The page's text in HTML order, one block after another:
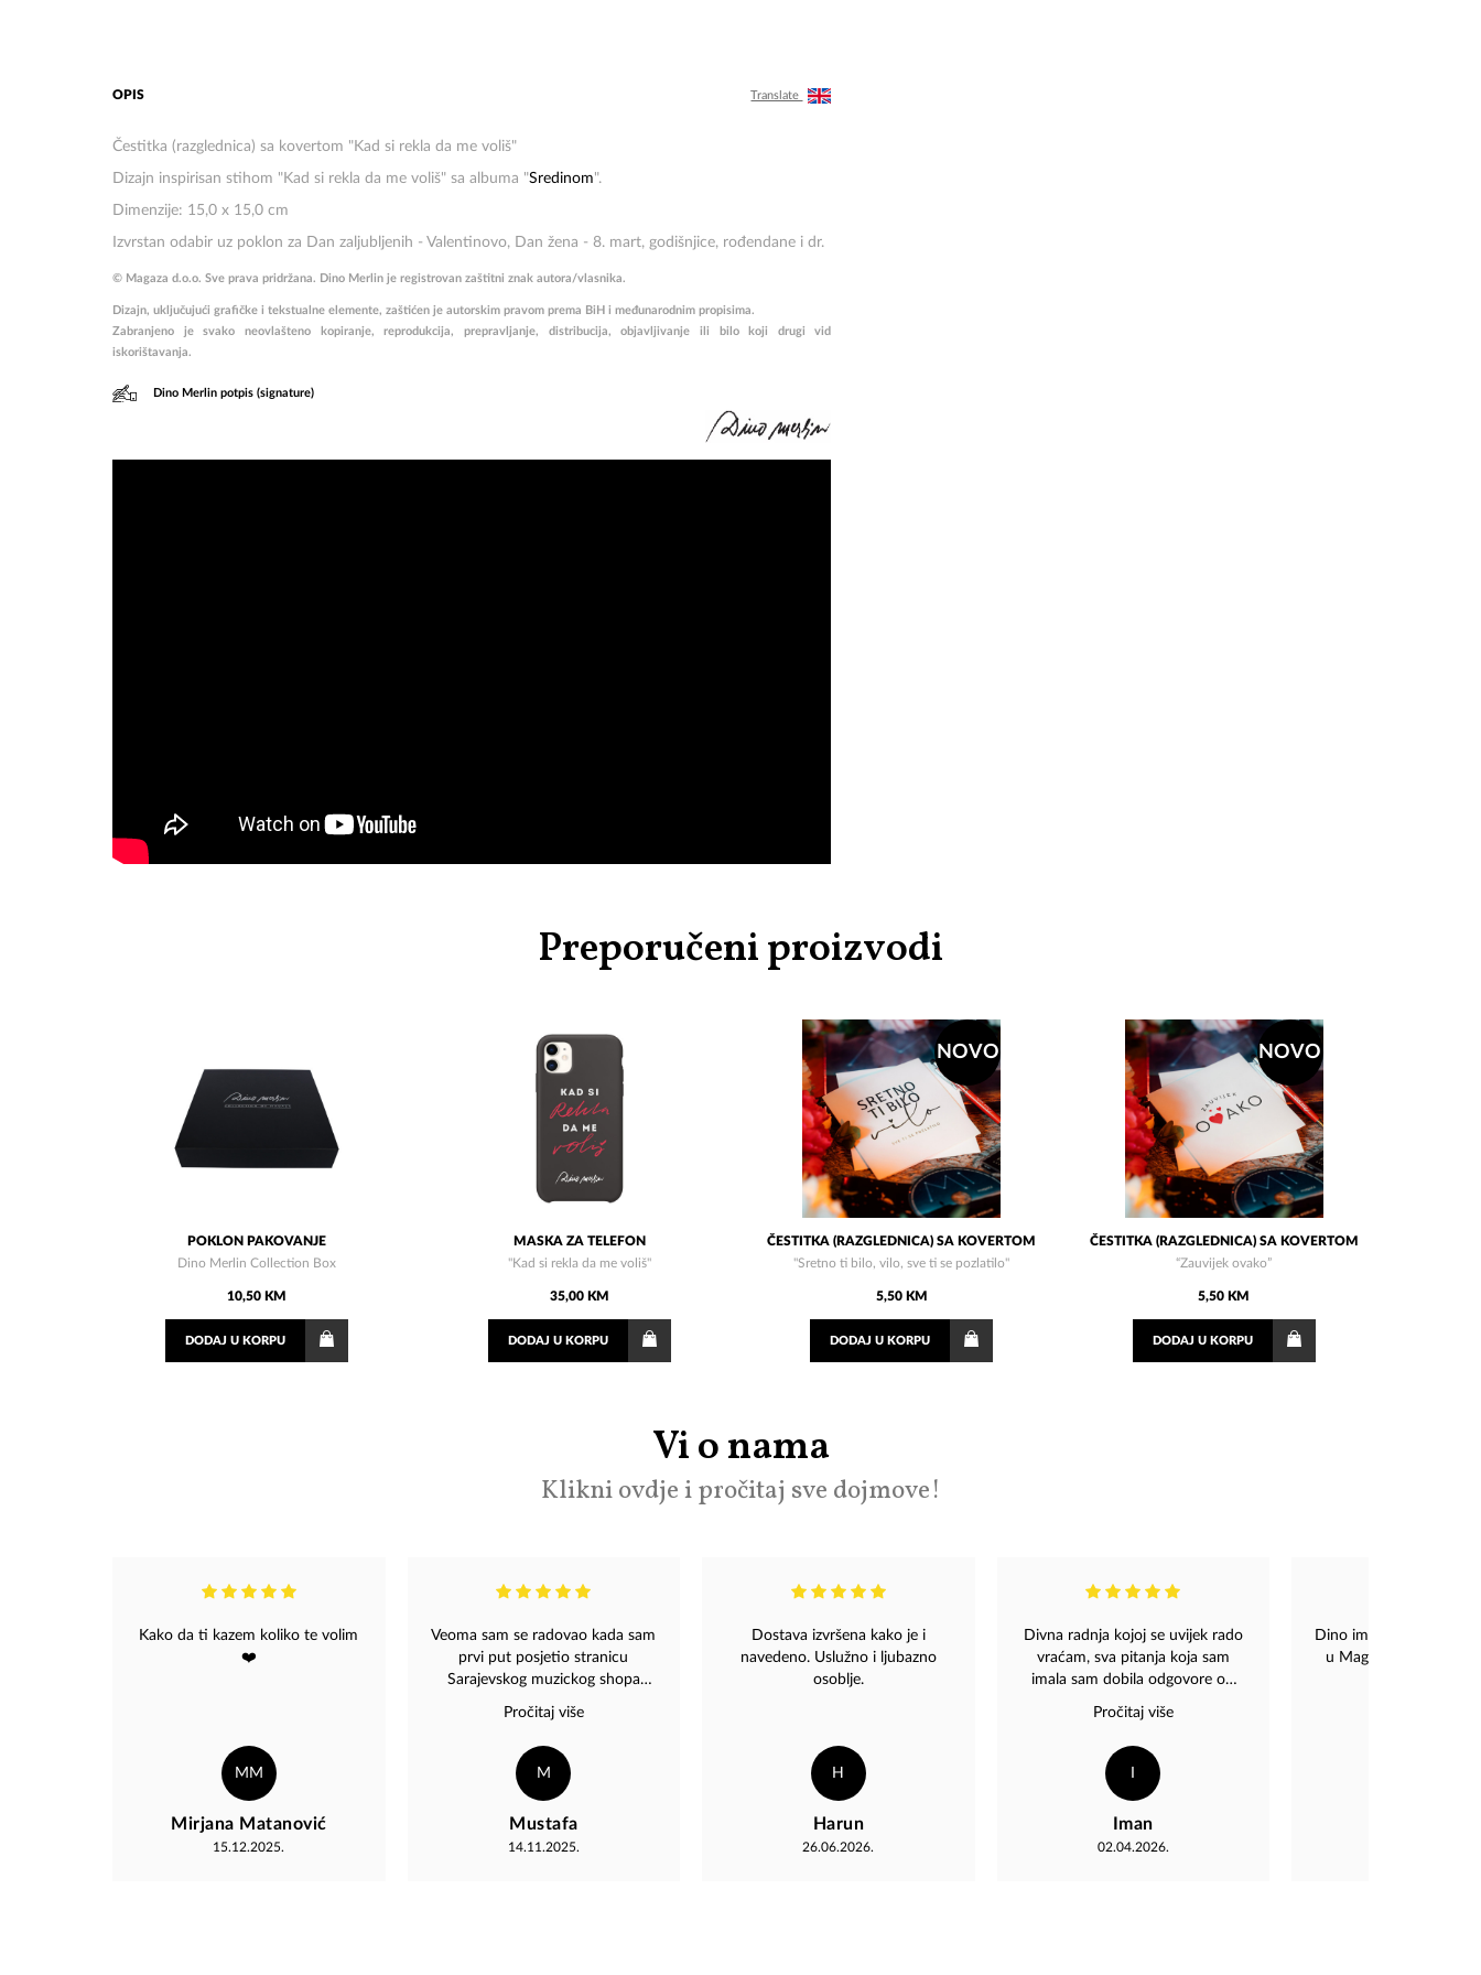
OPIS Translate
Čestitka (razglednica) sa kovertom "Kad si rekla da me voliš"
Dizajn inspirisan stihom "Kad si rekla da me voliš" sa albuma "Sredinom".
Dimenzije: 15,0 x 15,0 cm
Izvrstan odabir uz poklon za Dan zaljubljenih - Valentinovo, Dan žena - 8. mart, godišnjice, rođendane i dr.
© Magaza d.o.o. Sve prava pridržana. Dino Merlin je registrovan zaštitni znak autora/vlasnika.
Dizajn, uključujući grafičke i tekstualne elemente, zaštićen je autorskim pravom prema BiH i međunarodnim propisima.
Zabranjeno je svako neovlašteno kopiranje, reprodukcija, prepravljanje, distribucija, objavljivanje ili bilo koji drugi vid
iskorištavanja.
Dino Merlin potpis (signature)
Preporučeni proizvodi
POKLON PAKOVANJE
Dino Merlin Collection Box
10,50 KM
DODAJ U KORPU
MASKA ZA TELEFON
"Kad si rekla da me voliš"
35,00 KM
DODAJU KORPU
NOVO
ČESTITKA (RAZGLEDNICA) SA KOVERTOM
"Sretno ti bilo, vilo, sve ti se pozlatilo"
5,50 KM
DODAJ U KORPU
NOVO
ČESTITKA (RAZGLEDNICA) SA KOVERTOM
“Zauvijek ovako”
5,50 KM
DODAJU KORPU
Vi o nama
Klikni ovdje i pročitaj sve dojmove!
Kako da ti kazem koliko te volim
❤️
MM
Mirjana Matanović
15.12.2025.
Veoma sam se radovao kada sam
prvi put posjetio stranicu
Sarajevskog muzickog shopa
Magaza. Vec pregledavajuci sta
sve ima u ponudi, toliko je
muzickog sadrzaja da se moze
reci da shop kao sto je Magaza
lijep primjer posvecenosti
me obradovalo da se moze naci
starih Lp ploca, kao sto je npr,
Pročitaj više
M
Mustafa
14.11.2025.
Dostava izvršena kako je i
navedeno. Uslužno i ljubazno
osoblje.
H
Harun
26.06.2026.
Divna radnja kojoj se uvijek rado
vraćam, sva pitanja koja sam
imala sam dobila odgovore od
ljubaznog osoblja. Uvijek
pronađem poklone koji unose
radost i posebnu ljepotu u
svakodnevnicu.
Pročitaj više
Iman
02.04.2026.
Dino ima li sanse da
u Magazi,ili